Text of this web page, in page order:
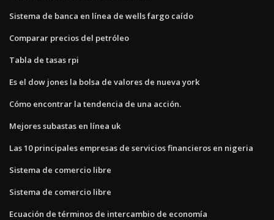
Sistema de banca en línea de wells fargo caído
Comparar precios del petróleo
Tabla de tasas rpi
Es el dow jones la bolsa de valores de nueva york
Cómo encontrar la tendencia de una acción.
Mejores subastas en línea uk
Las 10 principales empresas de servicios financieros en nigeria
Sistema de comercio libre
Sistema de comercio libre
Ecuación de términos de intercambio de economía